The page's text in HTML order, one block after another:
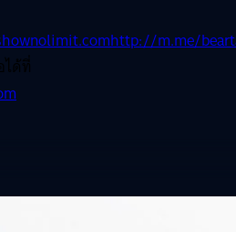
http://m.me/
ด้ที่